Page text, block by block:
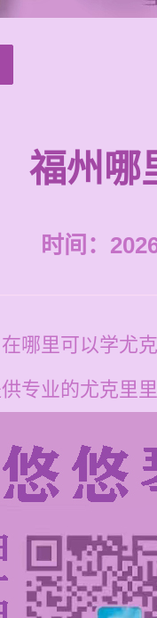
福州哪
时间：
哪里可以学尤克
专业的尤克里